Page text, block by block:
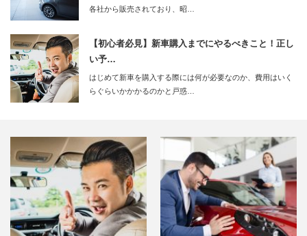
各社から販売されており、昭…
【初心者必見】新車購入までにやるべきこと！正し
い予…
はじめて新車を購入する際には何が必要なのか、費用はいく
らぐらいかかかるのかと戸惑…